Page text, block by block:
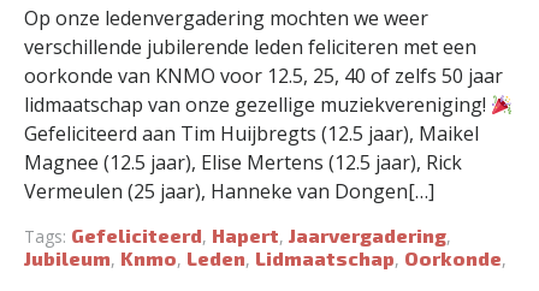
Op onze ledenvergadering mochten we weer
verschillende jubilerende leden feliciteren met een
oorkonde van KNMO voor 12.5, 25, 40 of zelfs 50 jaar
lidmaatschap van onze gezellige muziekvereniging!
Gefeliciteerd aan Tim Huijbregts (12.5 jaar), Maikel
Magnee (12.5 jaar), Elise Mertens (12.5 jaar), Rick
Vermeulen (25 jaar), Hanneke van Dongen[…]
Tags: Gefeliciteerd, Hapert, Jaarvergadering,
Jubileum, Knmo, Leden, Lidmaatschap, Oorkonde,